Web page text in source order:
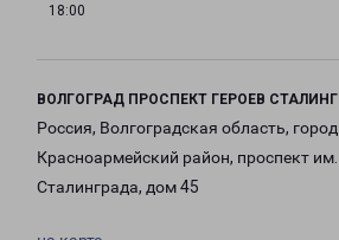
18:00
ВОЛГОГРАД ПРОСПЕКТ ГЕРОЕВ
Россия, Волгоградская область,
Красноармейский район, проспект
Сталинграда, дом 45